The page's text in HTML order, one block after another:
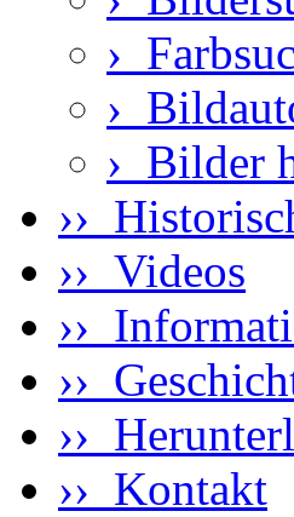
›
›
› Bilder
››
›› Videos
››
››
››
›› Kontakt